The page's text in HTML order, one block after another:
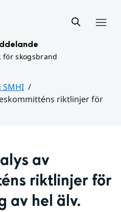
för skogsbrand
riktlinjer för
av
riktlinjer för
av hel älv.